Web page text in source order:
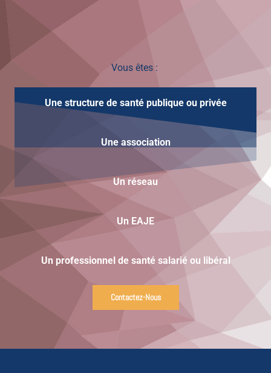
Vous êtes :
Une structure de santé publique ou privée
Une association
Un réseau
Un EAJE
Un professionnel de santé salarié ou libéral
Contactez-Nous